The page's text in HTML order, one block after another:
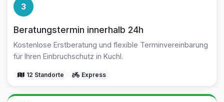
3
Beratungstermin innerhalb 24h
Kostenlose Erstberatung und flexible Terminvereinbarung
für Ihren Einbruchschutz in Kuchl.
12 Standorte Express